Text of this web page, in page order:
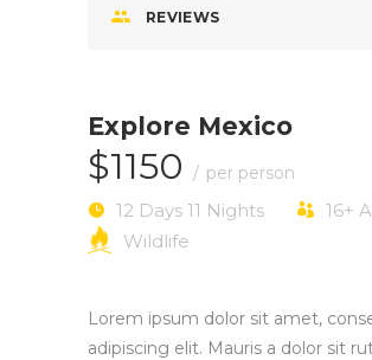
REVIEWS
Explore Mexico
$1150 per person
12 Days 11 Nights 16+
Wildlife
Lorem ipsum dolor sit amet,
adipiscing elit. Mauris a dolor sit